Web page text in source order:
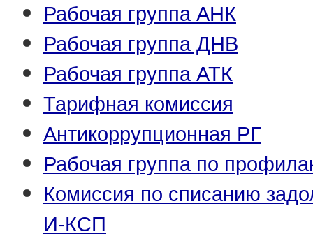
Рабочая группа АНК
Рабочая группа ДНВ
Рабочая группа АТК
Тарифная комиссия
Антикоррупционная РГ
Рабочая группа по
Комиссия по списанию
И-КСП